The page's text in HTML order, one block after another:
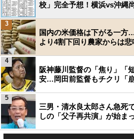
校」完全予想！横浜vs沖縄
国内の米価格は下がる一方
より4割下回り農家からは悲
3
阪神藤川監督の「焦り」「
安…岡田前監督もチクリ「
4
三男・清水良太郎さん急死
しの「父子再共演」が始ま
5